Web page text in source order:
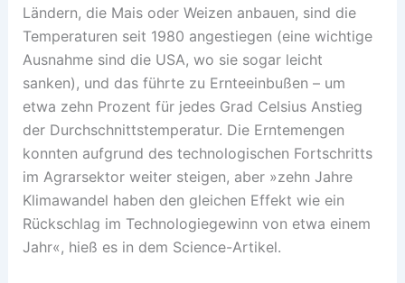
Ländern, die Mais oder Weizen anbauen, sind die
Temperaturen seit 1980 angestiegen (eine wichtige
Ausnahme sind die USA, wo sie sogar leicht
sanken), und das führte zu Ernteeinbußen – um
etwa zehn Prozent für jedes Grad Celsius Anstieg
der Durchschnittstemperatur. Die Erntemengen
konnten aufgrund des technologischen Fortschritts
im Agrarsektor weiter steigen, aber »zehn Jahre
Klimawandel haben den gleichen Effekt wie ein
Rückschlag im Technologiegewinn von etwa einem
Jahr«, hieß es in dem Science-Artikel.